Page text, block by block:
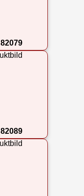
82079
82089